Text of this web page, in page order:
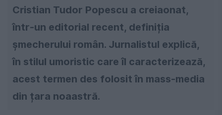
Cristian Tudor Popescu a creiaonat,
într-un editorial recent, definiția
șmecherului român. Jurnalistul explică,
în stilul umoristic care îl caracterizează,
acest termen des folosit în mass-media
din țara noaastră.